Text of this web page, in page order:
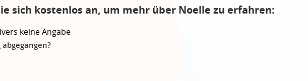
sich kostenlos an, um mehr über Noelle zu erfahren:
keine Angabe